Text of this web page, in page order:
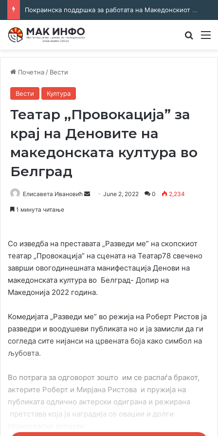
Покраинска поддршка за работата на Македонскиот национален совет: потпишан договор за суфинансирање на активностите
Почетна / Вести
Вести Култура
Театар ,,Провокација” за
крај на Деновите на
македонската култура во
Белград
Елисавета Ивановић
Send June 2, 2022 0 2,234
1 минута читање
Со изведба на преставата „Разведи ме” на скопскиот
театар „Провокација” на сцената на Театар78 свечено
заврши овогодинешната манифестација Денови на
македонската култура во Белград- Допир на
Македонија 2022 година.
Комедијата „Разведи ме” во режија на Роберт Ристов ја
разведри и воодушеви публиката но и ја замисли да ги
согледа сите нијанси на црвената боја како симбол на
љубовта.
Во потрага за одговорот зошто им се распаѓа бракот,
актерите Роберт и Мирјана Ристова и пружија на
публиката одлично актерски одиграна и режирана
претстава која ја наградија со овации и долги